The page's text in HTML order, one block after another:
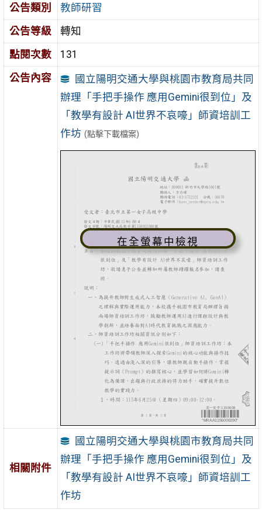
公告類別
教師研習
公告等級
轉知
點閱次數
131
公告內容
國立陽明交通大學與桃園市教育局共同
辦理「手把手操作 應用Gemini很到位」及
「教學有設計 AI世界不哀嚎」師資培訓工
作坊 (點擊下載檔案)
在全螢幕中檢視
相關附件
國立陽明交通大學與桃園市教育局共同
辦理「手把手操作 應用Gemini很到位」及
「教學有設計 AI世界不哀嚎」師資培訓工
作坊